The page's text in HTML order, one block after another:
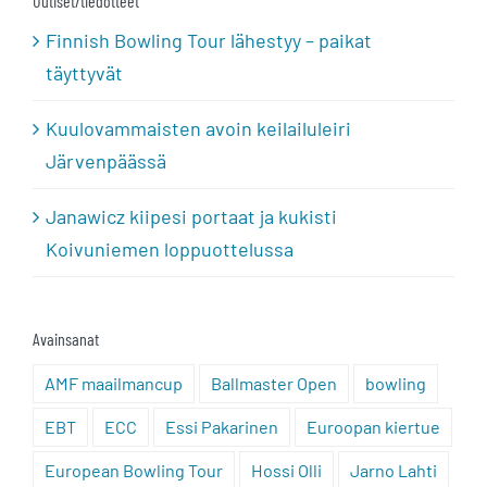
Finnish Bowling Tour lähestyy – paikat
täyttyvät
Kuulovammaisten avoin keilailuleiri
Järvenpäässä
Janawicz kiipesi portaat ja kukisti
Koivuniemen loppuottelussa
Avainsanat
AMF maailmancup Ballmaster Open bowling
EBT ECC Essi Pakarinen Euroopan kiertue
European Bowling Tour Hossi Olli Jarno Lahti